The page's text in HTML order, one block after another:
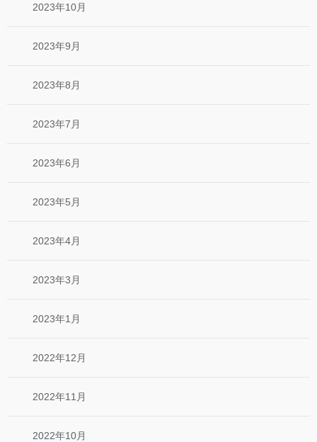
2023年10月
2023年9月
2023年8月
2023年7月
2023年6月
2023年5月
2023年4月
2023年3月
2023年1月
2022年12月
2022年11月
2022年10月